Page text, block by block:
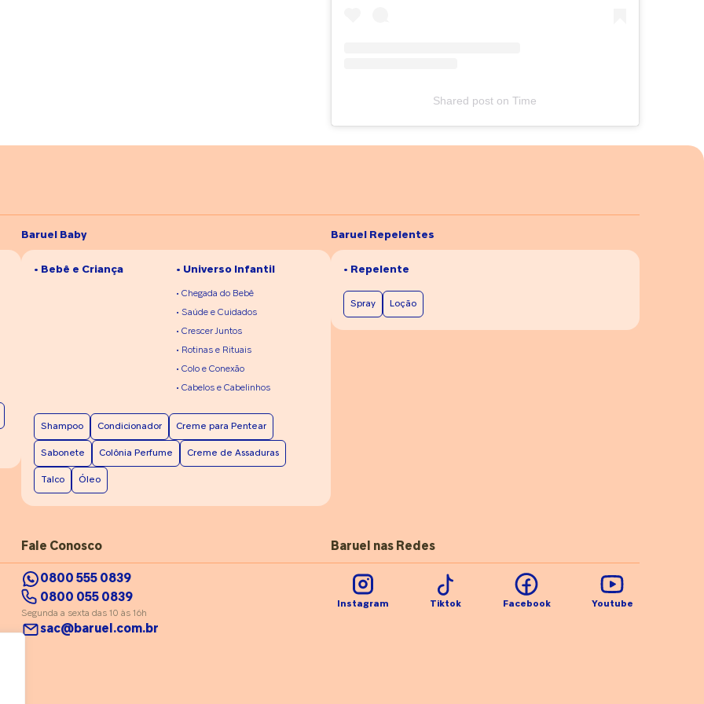
Shared post onTime
Baruel Baby
• Bebê e Criança • Universo Infantil
• Chegada do Bebê
• Saúde e Cuidados
• Crescer Juntos
• Rotinas e Rituais
• Colo e Conexão
• Cabelos e Cabelinhos
Shampoo Condicionador Creme para Pentear
Sabonete Colônia Perfume Creme de Assaduras
Talco Óleo
Baruel Repelentes
• Repelente
Spray Loção
Fale Conosco
0800 555 0839
0800 055 0839
Segunda a sexta das 10 às 16h
sac@baruel.com.br
Baruel nas Redes
Instagram Tiktok Facebook Youtube